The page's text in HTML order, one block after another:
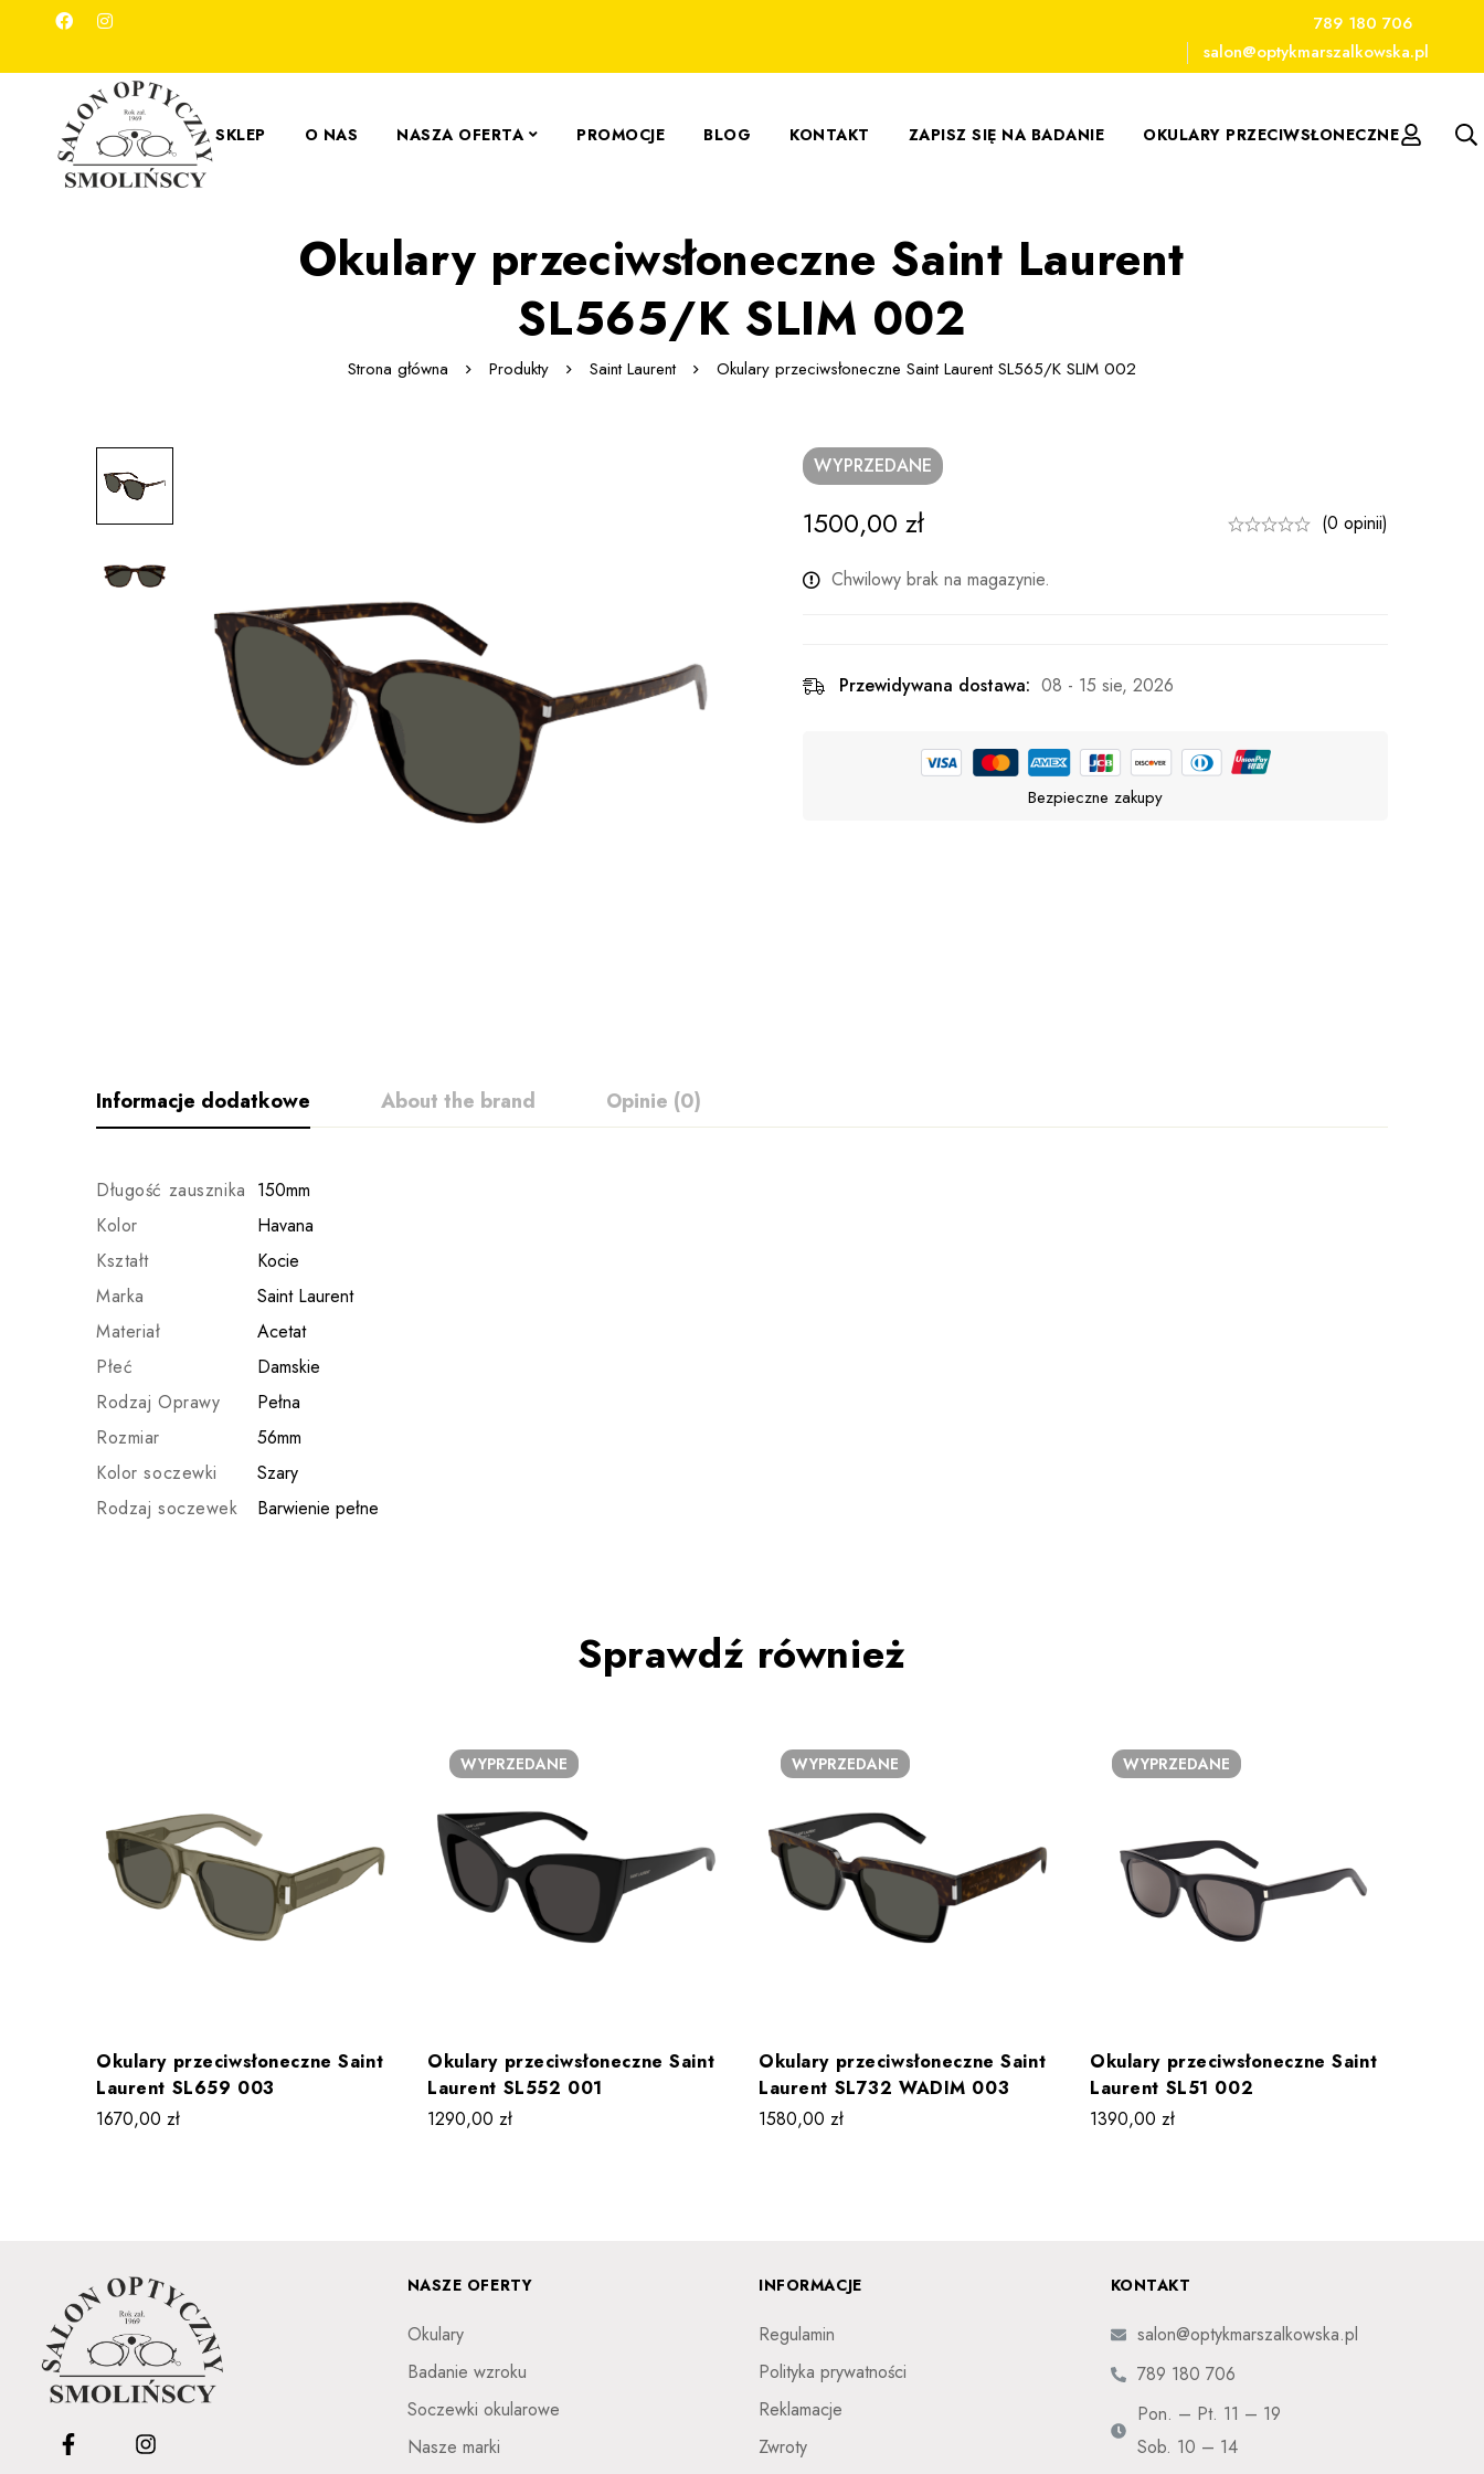
789 180 706
salon@optykmarszalkowska.pl
SKLEP O NAS NASZA OFERTA PROMOCJE BLOG KONTAKT ZAPISZ SIĘ NA BADANIE OKULARY PRZECIWSŁONECZNE
Okulary przeciwsłoneczne Saint Laurent
SL565/K SLIM 002
Strona główna Produkty Saint Laurent Okulary przeciwsłoneczne Saint Laurent SL565/K SLIM 002
WYPRZEDANE
1500,00 zł (0 opinii)
Chwilowy brak na magazynie.
Przewidywana dostawa: 08 - 15 sie, 2026
Bezpieczne zakupy
Informacje dodatkowe About the brand Opinie (0)
Długość zausznika 150mm
Kolor
Havana
Kształt
Kocie
Marka
Saint Laurent
Materiał
Acetat
Płeć
Damskie
Rodzaj Oprawy
Pełna
Rozmiar
56mm
Kolor soczewki
Szary
Rodzaj soczewek
Barwienie pełne
Sprawdź również
Okulary przeciwsłoneczne Saint
Laurent SL659 003
1670,00 zł
WYPRZEDANE
Okulary przeciwsłoneczne Saint
Laurent SL552 001
1290,00 zł
WYPRZEDANE
Okulary przeciwsłoneczne Saint
Laurent SL732 WADIM 003
1580,00 zł
WYPRZEDANE
Okulary przeciwsłoneczne Saint
Laurent SL51 002
1390,00 zł
NASZE OFERTY
Okulary
Badanie wzroku
Soczewki okularowe
Nasze marki
INFORMACJE
Regulamin
Polityka prywatności
Reklamacje
Zwroty
KONTAKT
salon@optykmarszalkowska.pl
789 180 706
Pon. – Pt. 11 – 19
Sob. 10 – 14